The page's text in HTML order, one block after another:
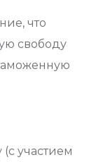
что
свободу
участием